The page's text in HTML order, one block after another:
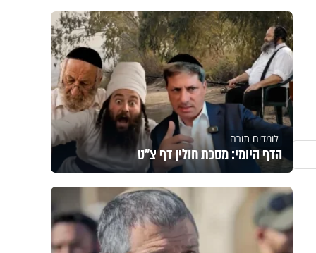
לומדים תורה
הדף היומי: מסכת חולין דף צ"ט